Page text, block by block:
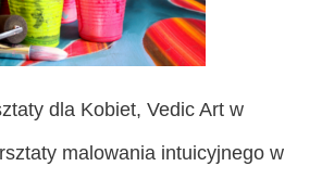
dla Kobiet, Vedic Art w
malowania intuicyjnego w